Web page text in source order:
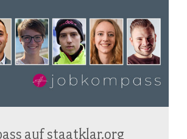
auf staatklar.org